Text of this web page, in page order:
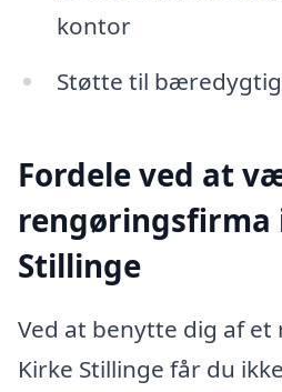
kontor
Støtte til
Fordele ved at
rengøringsfirma
Stillinge
Ved at benytte dig af
Kirke Stillinge får du